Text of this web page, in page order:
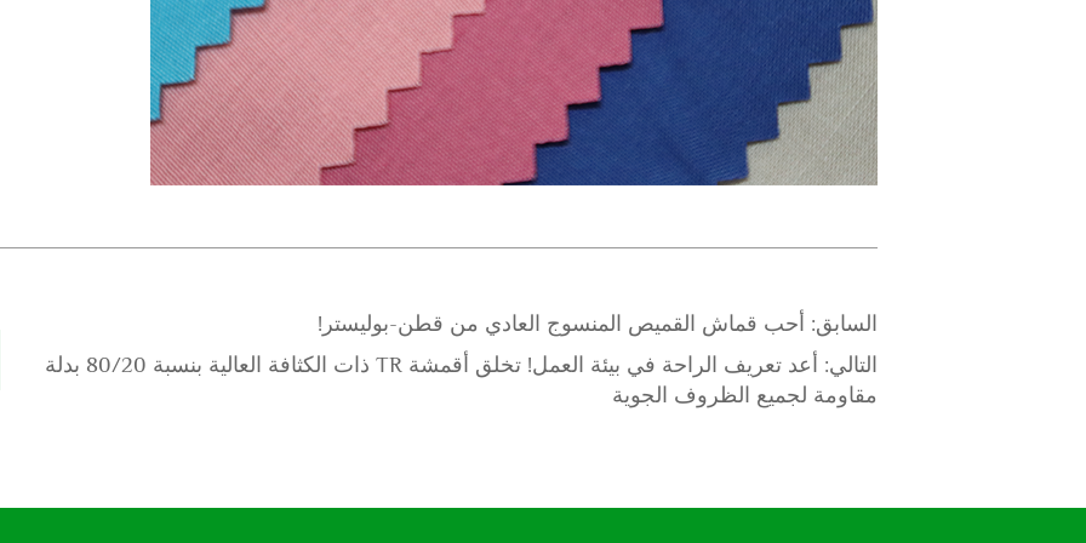
السابق: أحب قماش القميص المنسوج العادي من قطن-بوليستر!
التالي:
أعد تعريف الراحة في بيئة العمل! تخلق أقمشة TR ذات الكثافة العالية بنسبة 80/20 بدلة
مقاومة لجميع الظروف الجوية